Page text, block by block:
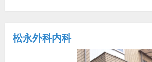
松永外科内科